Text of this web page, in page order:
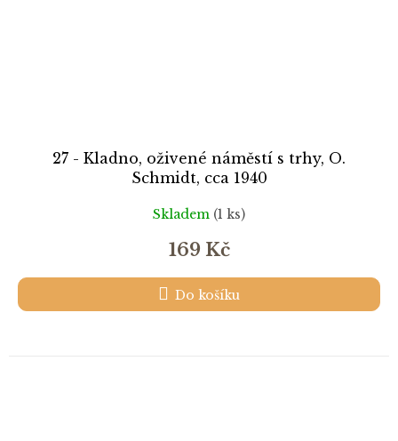
27 - Kladno, oživené náměstí s trhy, O.
Schmidt, cca 1940
Skladem (1 ks)
169 Kč
Do košíku